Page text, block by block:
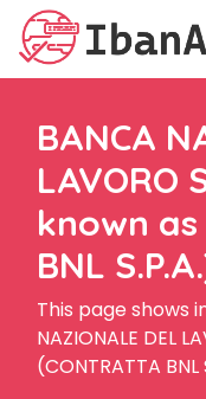
BANCA
LAVORO
known as
BNL
This page shows
NAZIONALE DEL
(CONTRATTA BNL